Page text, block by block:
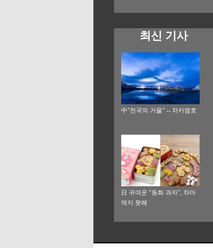
최신 기사
中"천국의 거울" -- 차카염호
日 귀여운 “동화 과자”, 차마
먹지 못해